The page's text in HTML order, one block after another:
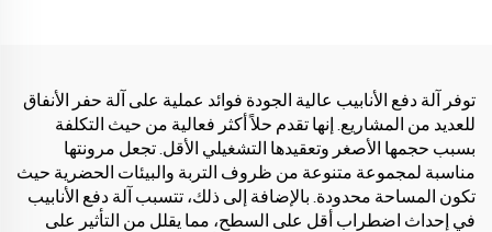
توفر آلة دفع الأنابيب عالية الجودة فوائد عملية على آلة حفر الأنفاق
للعديد من المشاريع. إنها تقدم حلاً أكثر فعالية من حيث التكلفة
بسبب حجمها الأصغر وتعقيدها التشغيلي الأقل. تجعل مرونتها
مناسبة لمجموعة متنوعة من ظروف التربة والبيئات الحضرية حيث
تكون المساحة محدودة. بالإضافة إلى ذلك، تتسبب آلة دفع الأنابيب
في إحداث اضطراب أقل على السطح، مما يقلل من التأثير على